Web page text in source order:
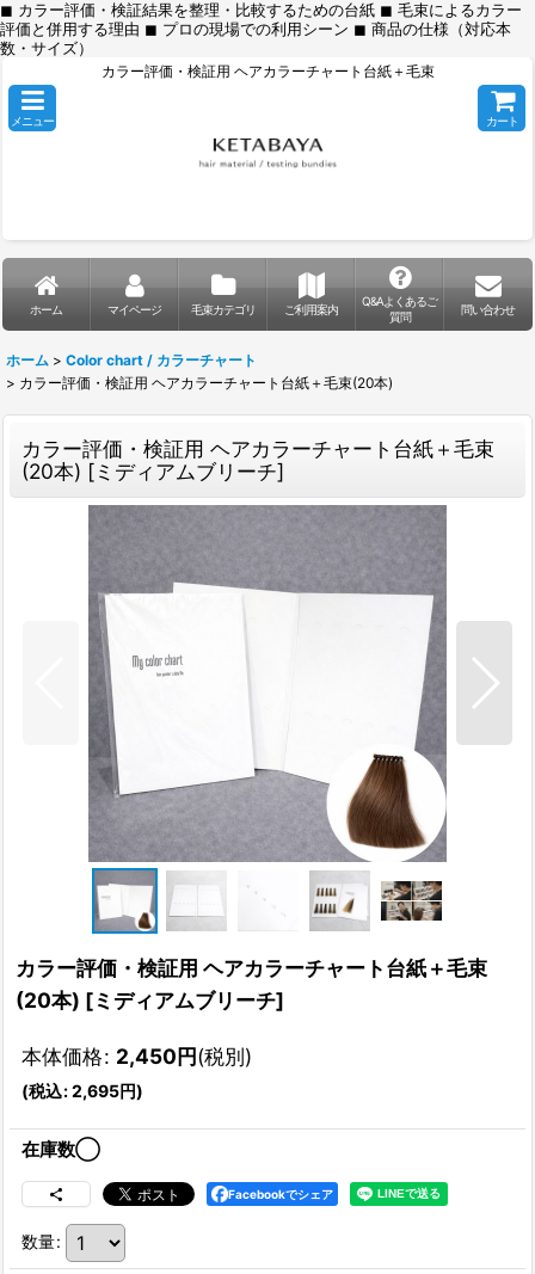
◼︎ カラー評価・検証結果を整理・比較するための台紙 ◼︎ 毛束によるカラー
評価と併用する理由 ◼︎ プロの現場での利用シーン ◼︎ 商品の仕様（対応本
数・サイズ）
カラー評価・検証用 ヘアカラーチャート台紙＋毛束
メニュー カート
ホーム マイページ 毛束カテゴリ ご利用案内
Q&Aよくあるご
質問
問い合わせ
ホーム > Color chart / カラーチャート
> カラー評価・検証用 ヘアカラーチャート台紙＋毛束(20本)
カラー評価・検証用 ヘアカラーチャート台紙＋毛束
(20本) [ミディアムブリーチ]
カラー評価・検証用 ヘアカラーチャート台紙＋毛束
(20本) [ミディアムブリーチ]
本体価格: 2,450円(税別)
(税込:2,695円)
在庫数◯
Facebookでシェア
数量: